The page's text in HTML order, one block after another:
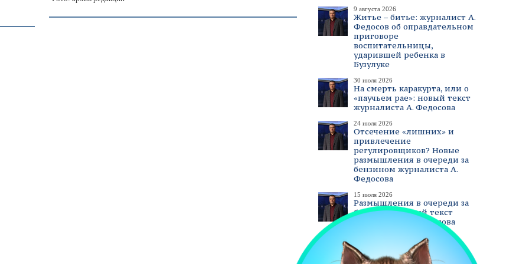
9 августа 2026
Житье – битье: журналист А.
Федосов об оправдательном
приговоре
воспитательницы,
ударившей ребенка в
Бузулуке
30 июля 2026
На смерть каракурта, или о
«паучьем рае»: новый текст
журналиста А. Федосова
24 июля 2026
Отсечение «лишних» и
привлечение
регулировщиков? Новые
размышления в очереди за
бензином журналиста А.
Федосова
15 июля 2026
Размышления в очереди за
бензином. Новый текст
журналиста А. Федосова
смотреть все